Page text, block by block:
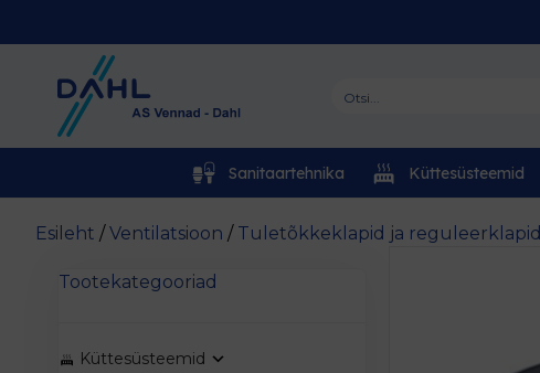
Sanitaartehnika Küttesüsteemid
Esileht /Ventilatsioon / Tuletõkkeklapid ja reguleerklapid
Tootekategooriad
Küttesüsteemid